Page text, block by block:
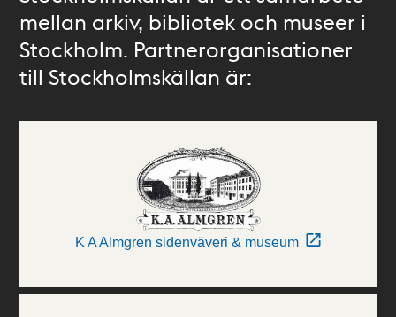
mellan arkiv, bibliotek och museer i
Stockholm. Partnerorganisationer
till Stockholmskällan är:
K A Almgren sidenväveri & museum